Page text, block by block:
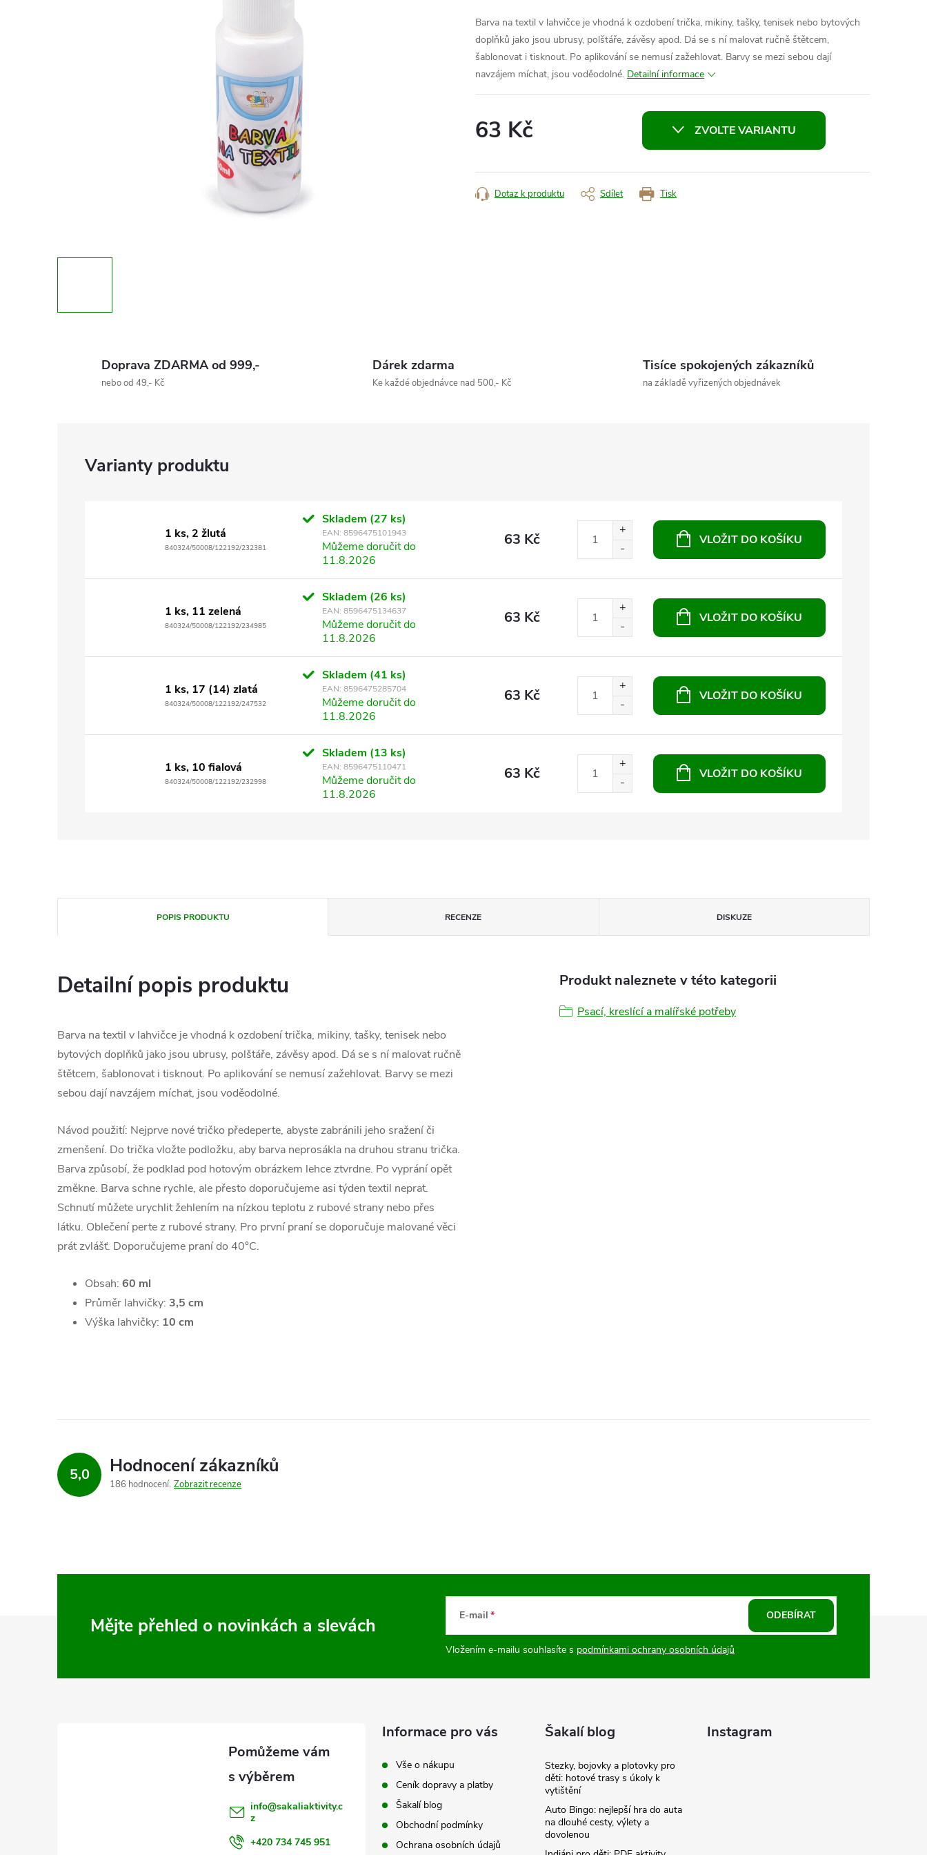
Barva na textil v lahvičce je vhodná k ozdobení trička, mikiny, tašky, tenisek nebo bytových
doplňků jako jsou ubrusy, polštáře, závěsy apod. Dá se s ní malovat ručně štětcem,
šablonovat i tisknout. Po aplikování se nemusí zažehlovat. Barvy se mezi sebou dají
navzájem míchat, jsou voděodolné. Detailní informace
63 Kč ZVOLTE VARIANTU
Tisk
Dotaz k produktu Sdílet
Doprava ZDARMA od 999,-
nebo od 49,- Kč
Dárek zdarma
Ke každé objednávce nad 500,- Kč
Tisíce spokojených zákazníků
na základě vyřizených objednávek
1 ks, 2 žlutá
840324/50008/122192/232381
Skladem (27 ks)
EAN: 8596475101943
Můžeme doručit do
11.8.2026
63 Kč VLOŽIT DO KOŠÍKU
1 ks, 11 zelená
840324/50008/122192/234985
Skladem (26 ks)
EAN: 8596475134637
Můžeme doručit do
11.8.2026
63 Kč VLOŽIT DO KOŠÍKU
1 ks, 17 (14) zlatá
840324/50008/122192/247532
Skladem (41 ks)
EAN: 8596475285704
Můžeme doručit do
11.8.2026
63 Kč VLOŽIT DO KOŠÍKU
1 ks, 10 fialová
840324/50008/122192/232998
Skladem (13 ks)
EAN: 8596475110471
Můžeme doručit do
11.8.2026
63 Kč VLOŽIT DO KOŠÍKU
POPIS PRODUKTU RECENZE DISKUZE
Detailní popis produktu
Barva na textil v lahvičce je vhodná k ozdobení trička, mikiny, tašky, tenisek nebo
bytových doplňků jako jsou ubrusy, polštáře, závěsy apod. Dá se s ní malovat ručně
štětcem, šablonovat i tisknout. Po aplikování se nemusí zažehlovat. Barvy se mezi
sebou dají navzájem míchat, jsou voděodolné.
Návod použití: Nejprve nové tričko předeperte, abyste zabránili jeho sražení či
zmenšení. Do trička vložte podložku, aby barva neprosákla na druhou stranu trička.
Barva způsobí, že podklad pod hotovým obrázkem lehce ztvrdne. Po vyprání opět
změkne. Barva schne rychle, ale přesto doporučujeme asi týden textil neprat.
Schnutí můžete urychlit žehlením na nízkou teplotu z rubové strany nebo přes
látku. Oblečení perte z rubové strany. Pro první praní se doporučuje malované věci
prát zvlášť. Doporučujeme praní do 40°C.
Obsah: 60 ml
Průměr lahvičky: 3,5 cm
Výška lahvičky: 10 cm
Produkt naleznete v této kategorii
Psací, kreslící a malířské potřeby
5,0 Hodnocení zákazníků
186 hodnocení Zobrazit recenze
Mějte přehled o novinkách a slevách E-mail
Vložením e-mailu souhlasíte s podmínkami ochrany osobních údajů
ODEBÍRAT
info@sakaliaktivity.c
z
+420 734 745 951
Informace pro vás
Vše o nákupu
Ceník dopravy a platby
Šakalí blog
Obchodní podmínky
Ochrana osobních údajů
Šakalí blog
Stezky, bojovky a plotovky pro
děti: hotové trasy s úkoly k
vytištění
Auto Bingo: nejlepší hra do auta
na dlouhé cesty, výlety a
dovolenou
Instagram